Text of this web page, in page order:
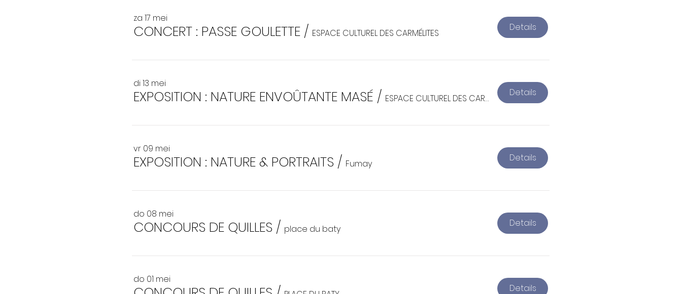
za 17 mei
CONCERT : PASSE GOULETTE / ESPACE CULTUREL DES CARMÉLITES
Details
di 13 mei
EXPOSITION : NATURE ENVOÛTANTE MASÉ / ESPACE CULTUREL DES CARMÉLITES
Details
vr 09 mei
EXPOSITION : NATURE & PORTRAITS / Fumay
Details
do 08 mei
CONCOURS DE QUILLES / place du baty
Details
do 01 mei
Details